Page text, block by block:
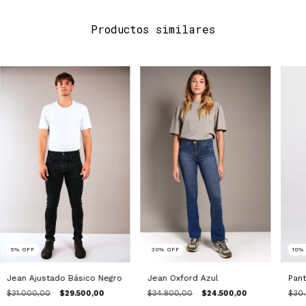
Productos similares
5% OFF
Jean Ajustado Básico Negro
$31.000,00 $29.500,00
30% OFF
Jean Oxford Azul
$34.800,00 $24.500,00
10